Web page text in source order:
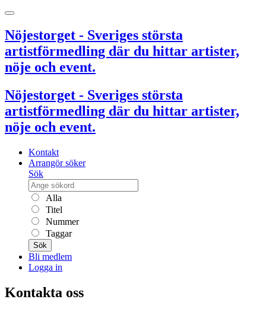
Nöjestorget - Sveriges största
artistförmedling där du hittar artister,
nöje och event.
Nöjestorget - Sveriges största
artistförmedling där du hittar artister,
nöje och event.
Kontakt
Arrangör söker
Sök
Alla
Titel
Nummer
Taggar
Sök
Bli medlem
Logga in
Kontakta oss